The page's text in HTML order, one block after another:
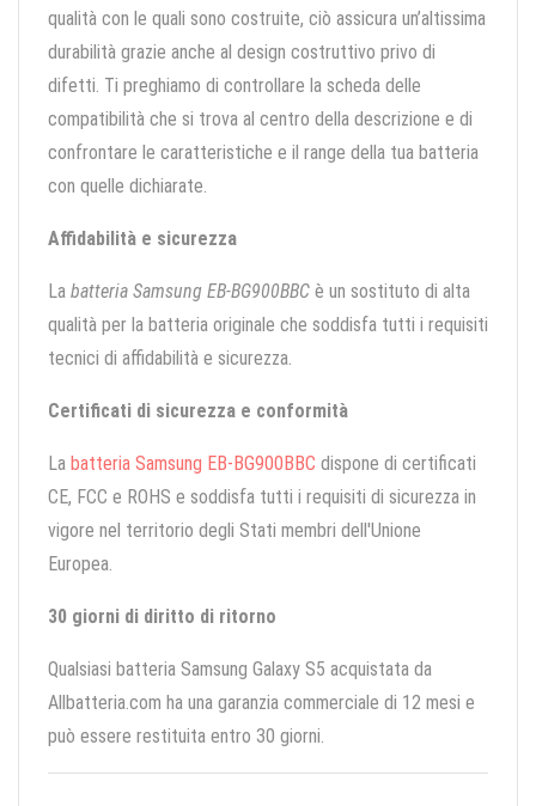
qualità con le quali sono costruite, ciò assicura un’altissima
durabilità grazie anche al design costruttivo privo di
difetti. Ti preghiamo di controllare la scheda delle
compatibilità che si trova al centro della descrizione e di
confrontare le caratteristiche e il range della tua batteria
con quelle dichiarate.
Affidabilità e sicurezza
La batteria Samsung EB-BG900BBC è un sostituto di alta
qualità per la batteria originale che soddisfa tutti i requisiti
tecnici di affidabilità e sicurezza.
Certificati di sicurezza e conformità
La batteria Samsung EB-BG900BBC dispone di certificati
CE, FCC e ROHS e soddisfa tutti i requisiti di sicurezza in
vigore nel territorio degli Stati membri dell'Unione
Europea.
30 giorni di diritto di ritorno
Qualsiasi batteria Samsung Galaxy S5 acquistata da
Allbatteria.com ha una garanzia commerciale di 12 mesi e
può essere restituita entro 30 giorni.